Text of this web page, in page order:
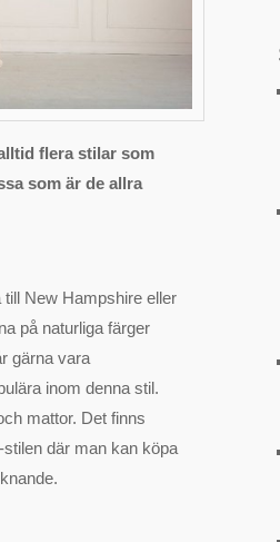
flera stilar som
som är de allra
New Hampshire eller
på naturliga färger
gärna vara
inom denna stil.
mattor. Det finns
där man kan köpa